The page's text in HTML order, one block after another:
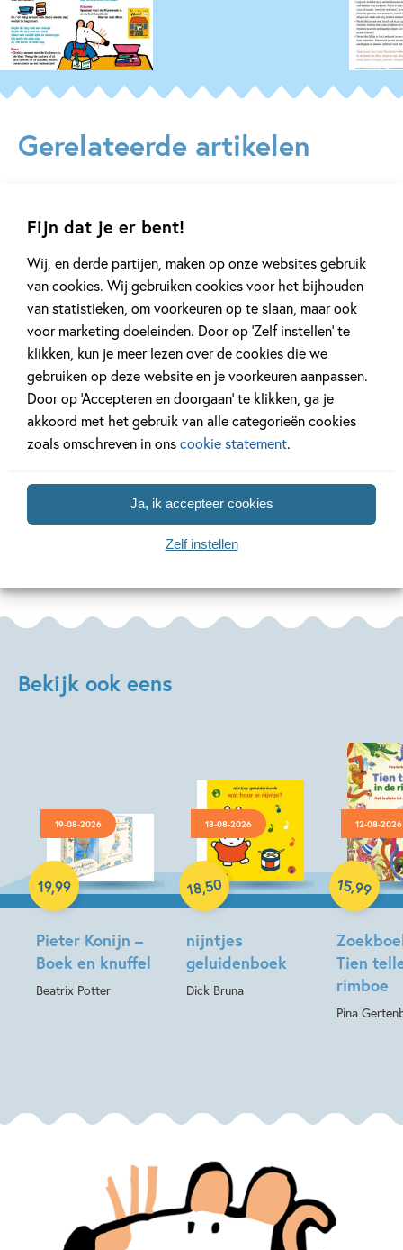
Fijn dat je er bent!
Wij, en derde partijen, maken op onze websites gebruik
van cookies. Wij gebruiken cookies voor het bijhouden
van statistieken, om voorkeuren op te slaan, maar ook
voor marketing doeleinden. Door op ‘Zelf instellen’ te
klikken, kun je meer lezen over de cookies die we
gebruiken op deze website en je voorkeuren aanpassen.
Door op ‘Accepteren en doorgaan’ te klikken, ga je
akkoord met het gebruik van alle categorieën cookies
zoals omschreven in onscookie statement.
Ja, ik accepteer cookies
Zelf instellen
Gerelateerde artikelen
16 JULI 2025
De leukste spellen voor de
vakantie!
De leukste
met
Bekijk alle artikelen
Bekijk ook eens
19-08-2026
Pieter Konijn –
Boek en knuffel
Beatrix Potter
19,99
Hardcover
18-08-2026
nijntjes
geluidenboek
Dick Bruna
18,50
Hardcover
12-08-2026
Tien
rimboe
Pina
15,99
Hardcover